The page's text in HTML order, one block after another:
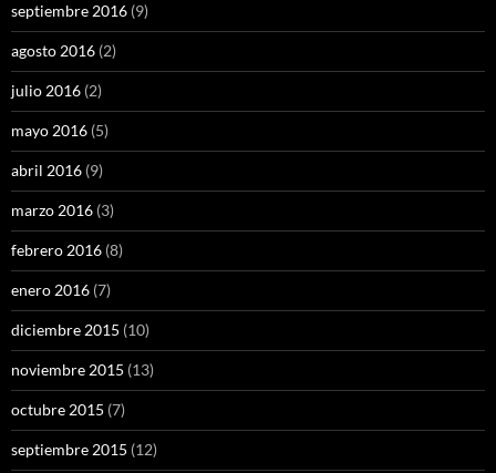
septiembre 2016 (9)
agosto 2016 (2)
julio 2016 (2)
mayo 2016 (5)
abril 2016 (9)
marzo 2016 (3)
febrero 2016 (8)
enero 2016 (7)
diciembre 2015 (10)
noviembre 2015 (13)
octubre 2015 (7)
septiembre 2015 (12)